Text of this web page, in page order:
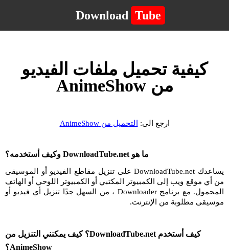
Download Tube
كيفية تحميل ملفات الفيديو
من AnimeShow
ارجع الى: التحميل من AnimeShow
ما هو DownloadTube.net وكيف أستخدمه؟
يساعدك DownloadTube.net على تنزيل مقاطع الفيديو أو الموسيقى
من أي موقع ويب إلى الكمبيوتر المكتبي أو الكمبيوتر اللوحي أو الهاتف
المحمول. مع برنامج Downloader ، من السهل جدًا تنزيل أي فيديو أو
موسيقى مطلوبة من الإنترنت.
كيف أستخدم DownloadTube.net؟ كيف يمكنني التنزيل من
AnimeShow؟